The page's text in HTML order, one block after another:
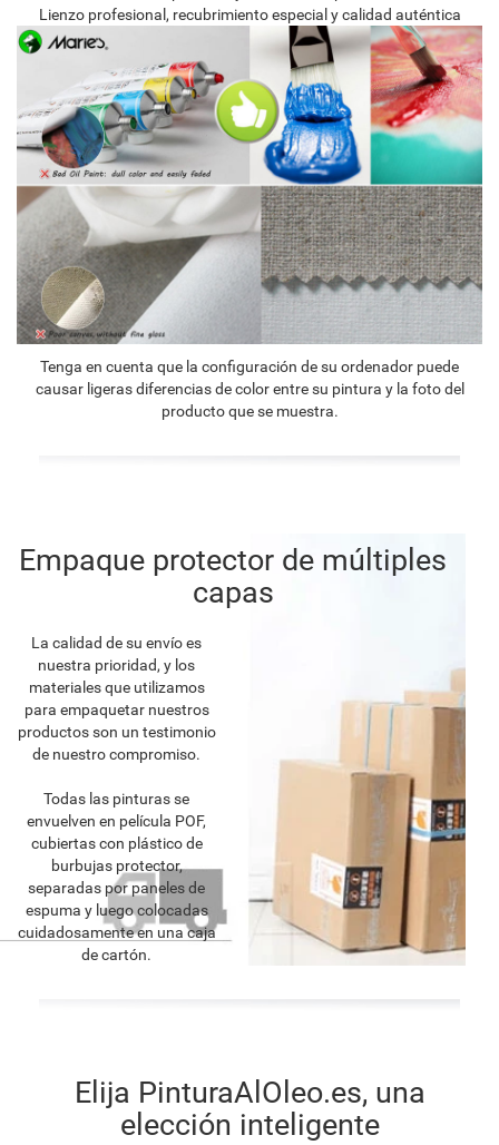
Lienzo profesional, recubrimiento especial y calidad auténtica
Tenga en cuenta que la configuración de su ordenador puede
causar ligeras diferencias de color entre su pintura y la foto del
producto que se muestra.
Empaque protector de múltiples
capas
La calidad de su envío es
nuestra prioridad, y los
materiales que utilizamos
para empaquetar nuestros
productos son un testimonio
de nuestro compromiso.
Todas las pinturas se
envuelven en película POF,
cubiertas con plástico de
burbujas protector,
separadas por paneles de
espuma y luego colocadas
cuidadosamente en una caja
de cartón.
Elija PinturaAlOleo.es, una
elección inteligente